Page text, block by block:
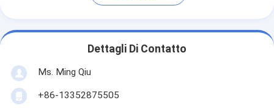
Dettagli Di Contatto
Ms. Ming Qiu
+86-13352875505